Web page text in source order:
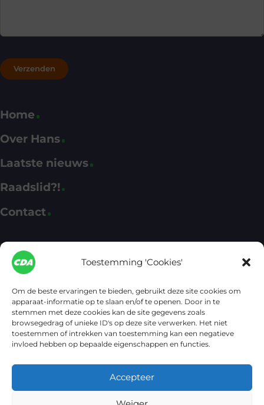
Toestemming 'Cookies'
Om de beste ervaringen te bieden, gebruikt deze site cookies om
apparaat-informatie op te slaan en/of te openen. Door in te
stemmen met deze cookies kan de site gegevens zoals
browsegedrag of unieke ID's op deze site verwerken. Het niet
toestemmen of intrekken van toestemming kan een negatieve
invloed hebben op bepaalde eigenschappen en functies.
Accepteer
Home
Over Hans
Laatste nieuws
Raadslid?!
Contact
Fractie CDA Apeldoorn
CDA Apeldoorn
cda@apeldoorn.nl
(055) 580 11 13
Het kantoor van de CDA-fractie bevindt zich in het
Raadhuis, ingang Marktpleinzijde. Postbus 9033, 7300 ES
© 2026 Hans van Gerrevink – CDA Apeldoorn